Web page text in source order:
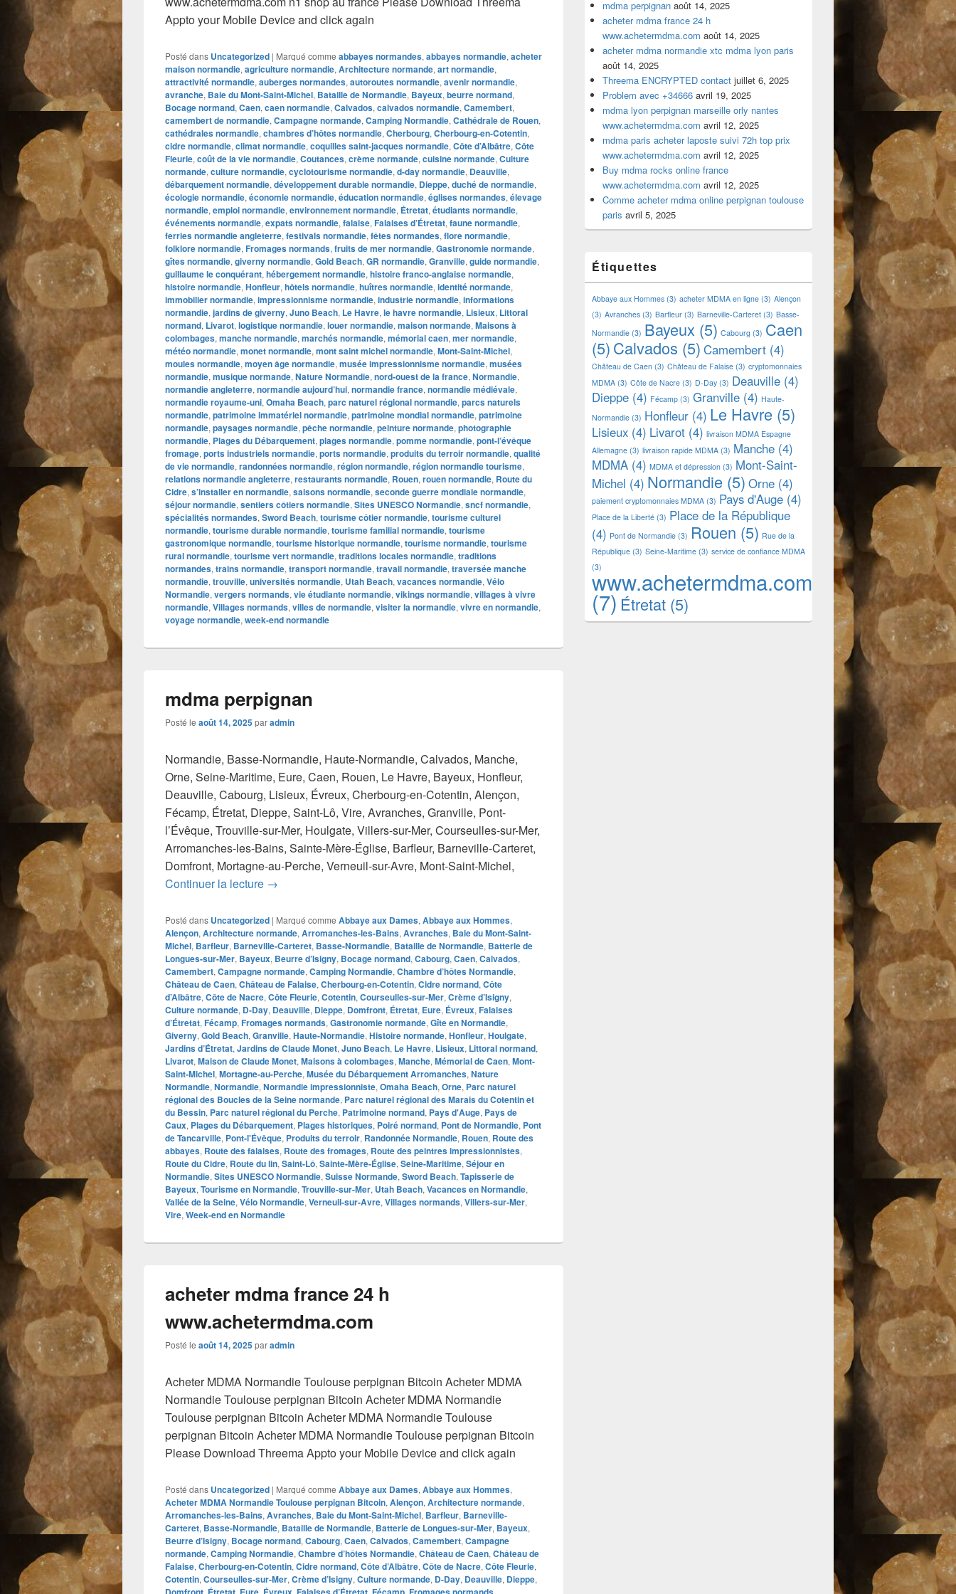
Appto your Mobile Device and click again
Posté dans Uncategorized | Marqué comme abbayes normandes, abbayes normandie, acheter
maison normandie, agriculture normandie, Architecture normande, art normandie,
attractivité normandie, auberges normandes, autoroutes normandie, avenir normandie,
avranche, Baie du Mont-Saint-Michel, Bataille de Normandie, Bayeux, beurre normand,
Bocage normand, Caen, caen normandie, Calvados, calvados normandie, Camembert,
camembert de normandie, Campagne normande, Camping Normandie, Cathédrale de Rouen,
cathédrales normandie, chambres d’hôtes normandie, Cherbourg, Cherbourg-en-Cotentin,
cidre normandie, climat normandie, coquilles saint-jacques normandie, Côte d’Albâtre, Côte
Fleurie, coût de la vie normandie, Coutances, crème normande, cuisine normande, Culture
normande, culture normandie, cyclotourisme normandie, d-day normandie, Deauville,
débarquement normandie, développement durable normandie, Dieppe, duché de normandie,
écologie normandie, économie normandie, éducation normandie, églises normandes, élevage
normandie, emploi normandie, environnement normandie, Étretat, étudiants normandie,
événements normandie, expats normandie, falaise, Falaises d’Étretat, faune normandie,
ferries normandie angleterre, festivals normandie, fêtes normandes, flore normandie,
folklore normandie, Fromages normands, fruits de mer normandie, Gastronomie normande,
gîtes normandie, giverny normandie, Gold Beach, GR normandie, Granville, guide normandie,
guillaume le conquérant, hébergement normandie, histoire franco-anglaise normandie,
histoire normandie, Honfleur, hôtels normandie, huîtres normandie, identité normande,
immobilier normandie, impressionnisme normandie, industrie normandie, informations
normandie, jardins de giverny, Juno Beach, Le Havre, le havre normandie, Lisieux, Littoral
normand, Livarot, logistique normandie, louer normandie, maison normande, Maisons à
colombages, manche normandie, marchés normandie, mémorial caen, mer normandie,
météo normandie, monet normandie, mont saint michel normandie, Mont-Saint-Michel,
moules normandie, moyen âge normandie, musée impressionnisme normandie, musées
normandie, musique normande, Nature Normandie, nord-ouest de la france, Normandie,
normandie angleterre, normandie aujourd’hui, normandie france, normandie médiévale,
normandie royaume-uni, Omaha Beach, parc naturel régional normandie, parcs naturels
normandie, patrimoine immatériel normandie, patrimoine mondial normandie, patrimoine
normandie, paysages normandie, pêche normandie, peinture normande, photographie
normandie, Plages du Débarquement, plages normandie, pomme normandie, pont-l’évêque
fromage, ports industriels normandie, ports normandie, produits du terroir normandie, qualité
de vie normandie, randonnées normandie, région normandie, région normandie tourisme,
relations normandie angleterre, restaurants normandie, Rouen, rouen normandie, Route du
Cidre, s’installer en normandie, saisons normandie, seconde guerre mondiale normandie,
séjour normandie, sentiers côtiers normandie, Sites UNESCO Normandie, sncf normandie,
spécialités normandes, Sword Beach, tourisme côtier normandie, tourisme culturel
normandie, tourisme durable normandie, tourisme familial normandie, tourisme
gastronomique normandie, tourisme historique normandie, tourisme normandie, tourisme
rural normandie, tourisme vert normandie, traditions locales normandie, traditions
normandes, trains normandie, transport normandie, travail normandie, traversée manche
normandie, trouville, universités normandie, Utah Beach, vacances normandie, Vélo
Normandie, vergers normands, vie étudiante normandie, vikings normandie, villages à vivre
normandie, Villages normands, villes de normandie, visiter la normandie, vivre en normandie,
voyage normandie, week-end normandie
mdma perpignan
Posté le août 14, 2025paradmin
Normandie, Basse-Normandie, Haute-Normandie, Calvados, Manche,
Orne, Seine-Maritime, Eure, Caen, Rouen, Le Havre, Bayeux, Honfleur,
Deauville, Cabourg, Lisieux, Évreux, Cherbourg-en-Cotentin, Alençon,
Fécamp, Étretat, Dieppe, Saint-Lô, Vire, Avranches, Granville, Pont-
l’Évêque, Trouville-sur-Mer, Houlgate, Villers-sur-Mer, Courseulles-sur-Mer,
Arromanches-les-Bains, Sainte-Mère-Église, Barfleur, Barneville-Carteret,
Domfront, Mortagne-au-Perche, Verneuil-sur-Avre, Mont-Saint-Michel,
Continuer la lecture mdma perpignan
→
Posté dans Uncategorized | Marqué comme Abbaye aux Dames, Abbaye aux Hommes,
Alençon, Architecture normande, Arromanches-les-Bains, Avranches, Baie du Mont-Saint-
Michel, Barfleur, Barneville-Carteret, Basse-Normandie, Bataille de Normandie, Batterie de
Longues-sur-Mer, Bayeux, Beurre d’Isigny, Bocage normand, Cabourg, Caen, Calvados,
Camembert, Campagne normande, Camping Normandie, Chambre d’hôtes Normandie,
Château de Caen, Château de Falaise, Cherbourg-en-Cotentin, Cidre normand, Côte
d’Albâtre, Côte de Nacre, Côte Fleurie, Cotentin, Courseulles-sur-Mer, Crème d’Isigny,
Culture normande, D-Day, Deauville, Dieppe, Domfront, Étretat, Eure, Évreux, Falaises
d’Étretat, Fécamp, Fromages normands, Gastronomie normande, Gîte en Normandie,
Giverny, Gold Beach, Granville, Haute-Normandie, Histoire normande, Honfleur, Houlgate,
Jardins d’Étretat, Jardins de Claude Monet, Juno Beach, Le Havre, Lisieux, Littoral normand,
Livarot, Maison de Claude Monet, Maisons à colombages, Manche, Mémorial de Caen, Mont-
Saint-Michel, Mortagne-au-Perche, Musée du Débarquement Arromanches, Nature
Normandie, Normandie, Normandie impressionniste, Omaha Beach, Orne, Parc naturel
régional des Boucles de la Seine normande, Parc naturel régional des Marais du Cotentin et
du Bessin, Parc naturel régional du Perche, Patrimoine normand, Pays d'Auge, Pays de
Caux, Plages du Débarquement, Plages historiques, Poiré normand, Pont de Normandie, Pont
de Tancarville, Pont-l'Évêque, Produits du terroir, Randonnée Normandie, Rouen, Route des
abbayes, Route des falaises, Route des fromages, Route des peintres impressionnistes,
Route du Cidre, Route du lin, Saint-Lô, Sainte-Mère-Église, Seine-Maritime, Séjour en
Normandie, Sites UNESCO Normandie, Suisse Normande, Sword Beach, Tapisserie de
Bayeux, Tourisme en Normandie, Trouville-sur-Mer, Utah Beach, Vacances en Normandie,
Vallée de la Seine, Vélo Normandie, Verneuil-sur-Avre, Villages normands, Villers-sur-Mer,
Vire, Week-end en Normandie
acheter mdma france 24 h
www.achetermdma.com
Posté le août 14, 2025paradmin
Acheter MDMA Normandie Toulouse perpignan Bitcoin Acheter MDMA
Normandie Toulouse perpignan Bitcoin Acheter MDMA Normandie
Toulouse perpignan Bitcoin Acheter MDMA Normandie Toulouse
perpignan Bitcoin Acheter MDMA Normandie Toulouse perpignan Bitcoin
Please Download Threema Appto your Mobile Device and click again
Posté dans Uncategorized | Marqué comme Abbaye aux Dames, Abbaye aux Hommes,
Acheter MDMA Normandie Toulouse perpignan Bitcoin, Alençon, Architecture normande,
Arromanches-les-Bains, Avranches, Baie du Mont-Saint-Michel, Barfleur, Barneville-
Carteret, Basse-Normandie, Bataille de Normandie, Batterie de Longues-sur-Mer, Bayeux,
Beurre d’Isigny, Bocage normand, Cabourg, Caen, Calvados, Camembert, Campagne
normande, Camping Normandie, Chambre d’hôtes Normandie, Château de Caen, Château de
Falaise, Cherbourg-en-Cotentin, Cidre normand, Côte d’Albâtre, Côte de Nacre, Côte Fleurie,
Cotentin, Courseulles-sur-Mer, Crème d’Isigny, Culture normande, D-Day, Deauville, Dieppe,
mdma perpignan août 14, 2025
acheter mdma france 24 h
www.achetermdma.com août 14, 2025
acheter mdma normandie xtc mdma lyon paris
août 14, 2025
Threema ENCRYPTED contact juillet 6, 2025
Problem avec +34666 avril 19, 2025
mdma lyon perpignan marseille orly nantes
www.achetermdma.com avril 12, 2025
mdma paris acheter laposte suivi 72h top prix
www.achetermdma.com avril 12, 2025
Buy mdma rocks online france
www.achetermdma.com avril 12, 2025
Comme acheter mdma online perpignan toulouse
paris avril 5, 2025
Étiquettes
Abbaye aux Hommes (3) acheter MDMA en ligne (3) Alençon
(3) Avranches (3) Barfleur (3) Barneville-Carteret (3) Basse-
Normandie (3) Bayeux (5) Cabourg (3) Caen
(5)Calvados (5) Camembert (4)
Château de Caen (3) Château de Falaise (3) cryptomonnaies
MDMA (3) Côte de Nacre (3) D-Day (3) Deauville (4)
Dieppe (4) Fécamp (3) Granville (4) Haute-
Normandie (3) Honfleur (4) Le Havre (5)
Lisieux (4) Livarot (4) livraison MDMA Espagne
Allemagne (3) livraison rapide MDMA (3) Manche (4)
MDMA (4) MDMA et dépression (3) Mont-Saint-
Michel (4) Normandie (5) Orne (4)
paiement cryptomonnaies MDMA (3) Pays d'Auge (4)
Place de la Liberté (3) Place de la République
(4) Pont de Normandie (3) Rouen (5) Rue de la
République (3) Seine-Maritime (3) service de confiance MDMA
(3)
www.achetermdma.com
(7)Étretat (5)